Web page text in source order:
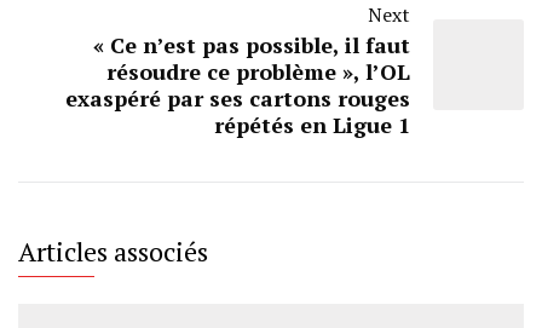
Next
« Ce n’est pas possible, il faut
résoudre ce problème », l’OL
exaspéré par ses cartons rouges
répétés en Ligue 1
Articles associés